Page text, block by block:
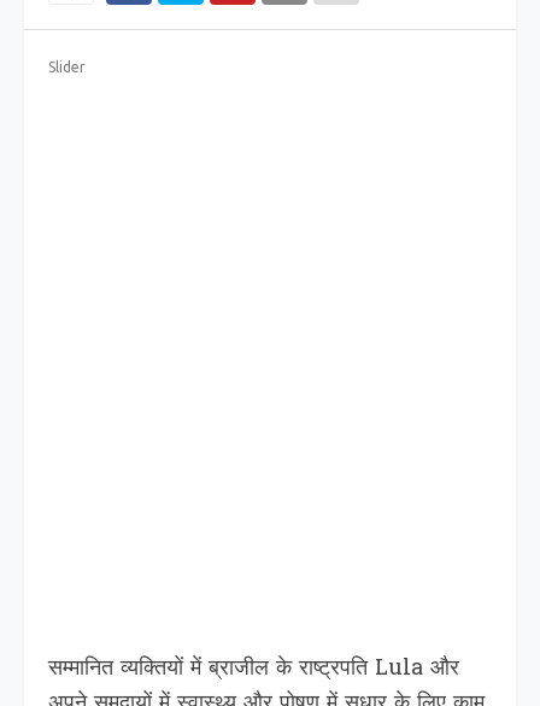
Slider
सम्मानित व्यक्तियों में ब्राजील के राष्ट्रपति Lula और